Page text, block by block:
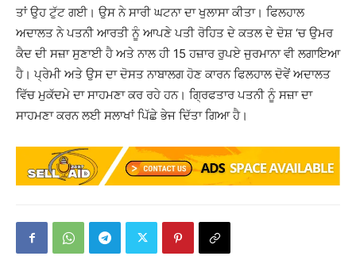
ਤਾਂ ਉਹ ਟੁੱਟ ਗਈ। ਉਸ ਨੇ ਸਾਰੀ ਘਟਨਾ ਦਾ ਖੁਲਾਸਾ ਕੀਤਾ। ਫਿਲਹਾਲ
ਅਦਾਲਤ ਨੇ ਪਤਨੀ ਆਰਤੀ ਨੂੰ ਆਪਣੇ ਪਤੀ ਰੋਹਿਤ ਦੇ ਕਤਲ ਦੇ ਦੋਸ਼ ‘ਚ ਉਮਰ
ਕੈਦ ਦੀ ਸਜ਼ਾ ਸੁਣਾਈ ਹੈ ਅਤੇ ਨਾਲ ਹੀ 15 ਹਜ਼ਾਰ ਰੁਪਏ ਜੁਰਮਾਨਾ ਵੀ ਲਗਾਇਆ
ਹੈ। ਪ੍ਰੇਮੀ ਅਤੇ ਉਸ ਦਾ ਦੋਸਤ ਨਾਬਾਲਗ ਹੋਣ ਕਾਰਨ ਫਿਲਹਾਲ ਦੋਵੇਂ ਅਦਾਲਤ
ਵਿੱਚ ਮੁਕੱਦਮੇ ਦਾ ਸਾਹਮਣਾ ਕਰ ਰਹੇ ਹਨ। ਗ੍ਰਿਫਤਾਰ ਪਤਨੀ ਨੂੰ ਸਜ਼ਾ ਦਾ
ਸਾਹਮਣਾ ਕਰਨ ਲਈ ਸਲਾਖਾਂ ਪਿੱਛੇ ਭੇਜ ਦਿੱਤਾ ਗਿਆ ਹੈ।